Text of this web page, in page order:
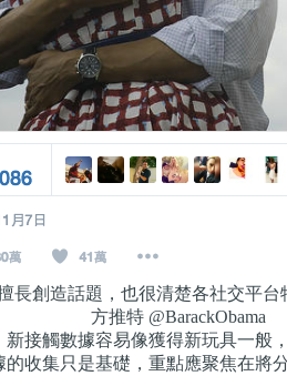
長創造話題，也很清楚各社交平
方推特 @BarackObama
接觸數據容易像獲得新玩具一般
收集只是基礎，重點應聚焦在將